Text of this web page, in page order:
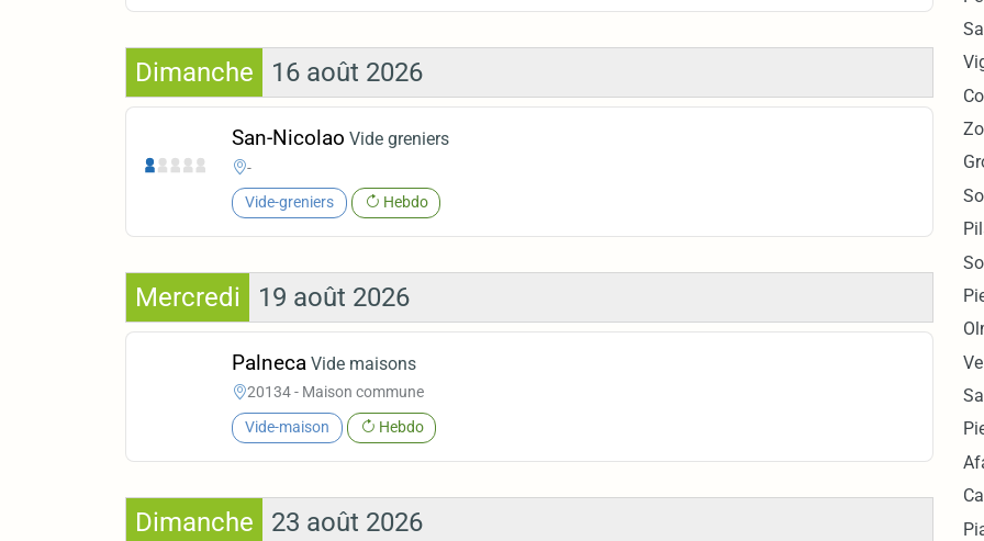
Dimanche 16 août 2026
San-Nicolao Vide greniers
-
Vide-greniers Hebdo
Mercredi 19 août 2026
Palneca Vide maisons
20134 - Maison commune
Vide-maison Hebdo
Dimanche 23 août 2026